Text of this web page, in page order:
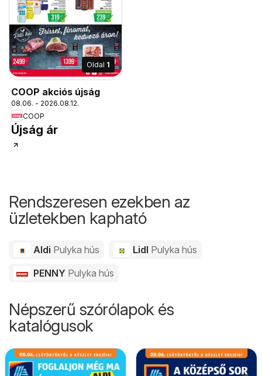
Oldal 1
COOP akciós újság
08.06. - 2026.08.12.
COOP
Újság ár
Rendszeresen ezekben az
üzletekben kapható
Aldi Pulyka hús Lidl Pulyka hús
PENNY Pulyka hús
Népszerű szórólapok és
katalógusok